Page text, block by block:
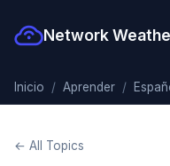
Network
Inicio Aprender
← All Topics